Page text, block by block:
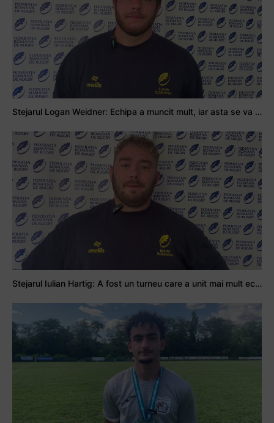
Stejarul Logan Weidner: Echipa a muncit mult, iar asta se va vedea în meciurile de la Nations Cup
Stejarul Iulian Hartig: A fost un turneu care a unit mai mult echipa